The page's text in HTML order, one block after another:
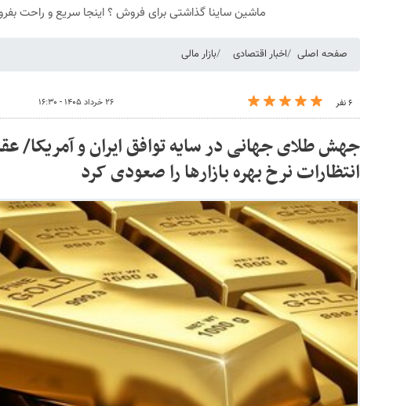
ماشین ساینا گذاشتی برای فروش ؟ اینجا سریع و راحت
صفحه اصلی اخبار اقتصادی بازار مالی
۶ نفر ۲۶ خرداد ۱۴۰۵ - ۱۶:۳۰
جهش طلای جهانی در سایه توافق ایران و آمریکا/
انتظارات نرخ بهره بازارها را صعودی کرد